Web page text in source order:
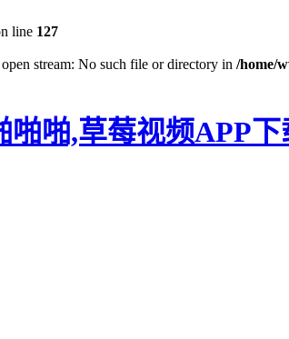
line 127
stream: No such file or directory in /home/
啪,草莓视频APP